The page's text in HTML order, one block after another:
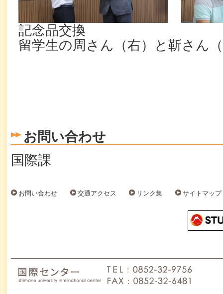
記念品交
留学生の周さん（右）と靳さん
お問い合わせ
国際課
お問い合わせ 交通アクセス リンク集 サイトマップ